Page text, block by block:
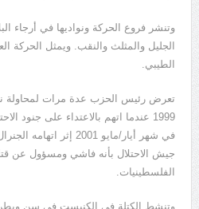
وتنشر فروع الحركة ونواديها في أرجاء
الجليل والمثلث والنقب. ويمثل الحركة
الطيبي.
تعرض رئيس الحزب عدة مرات لمحاولة
1999 عندما اتهم بالاعتداء على
في شهر أيار/مايو 2001
جيش الاحتلال بأنه فاشي ومسؤول عن
الفلسطينيات.
وتنشط الكتلة في الكنيست في سن